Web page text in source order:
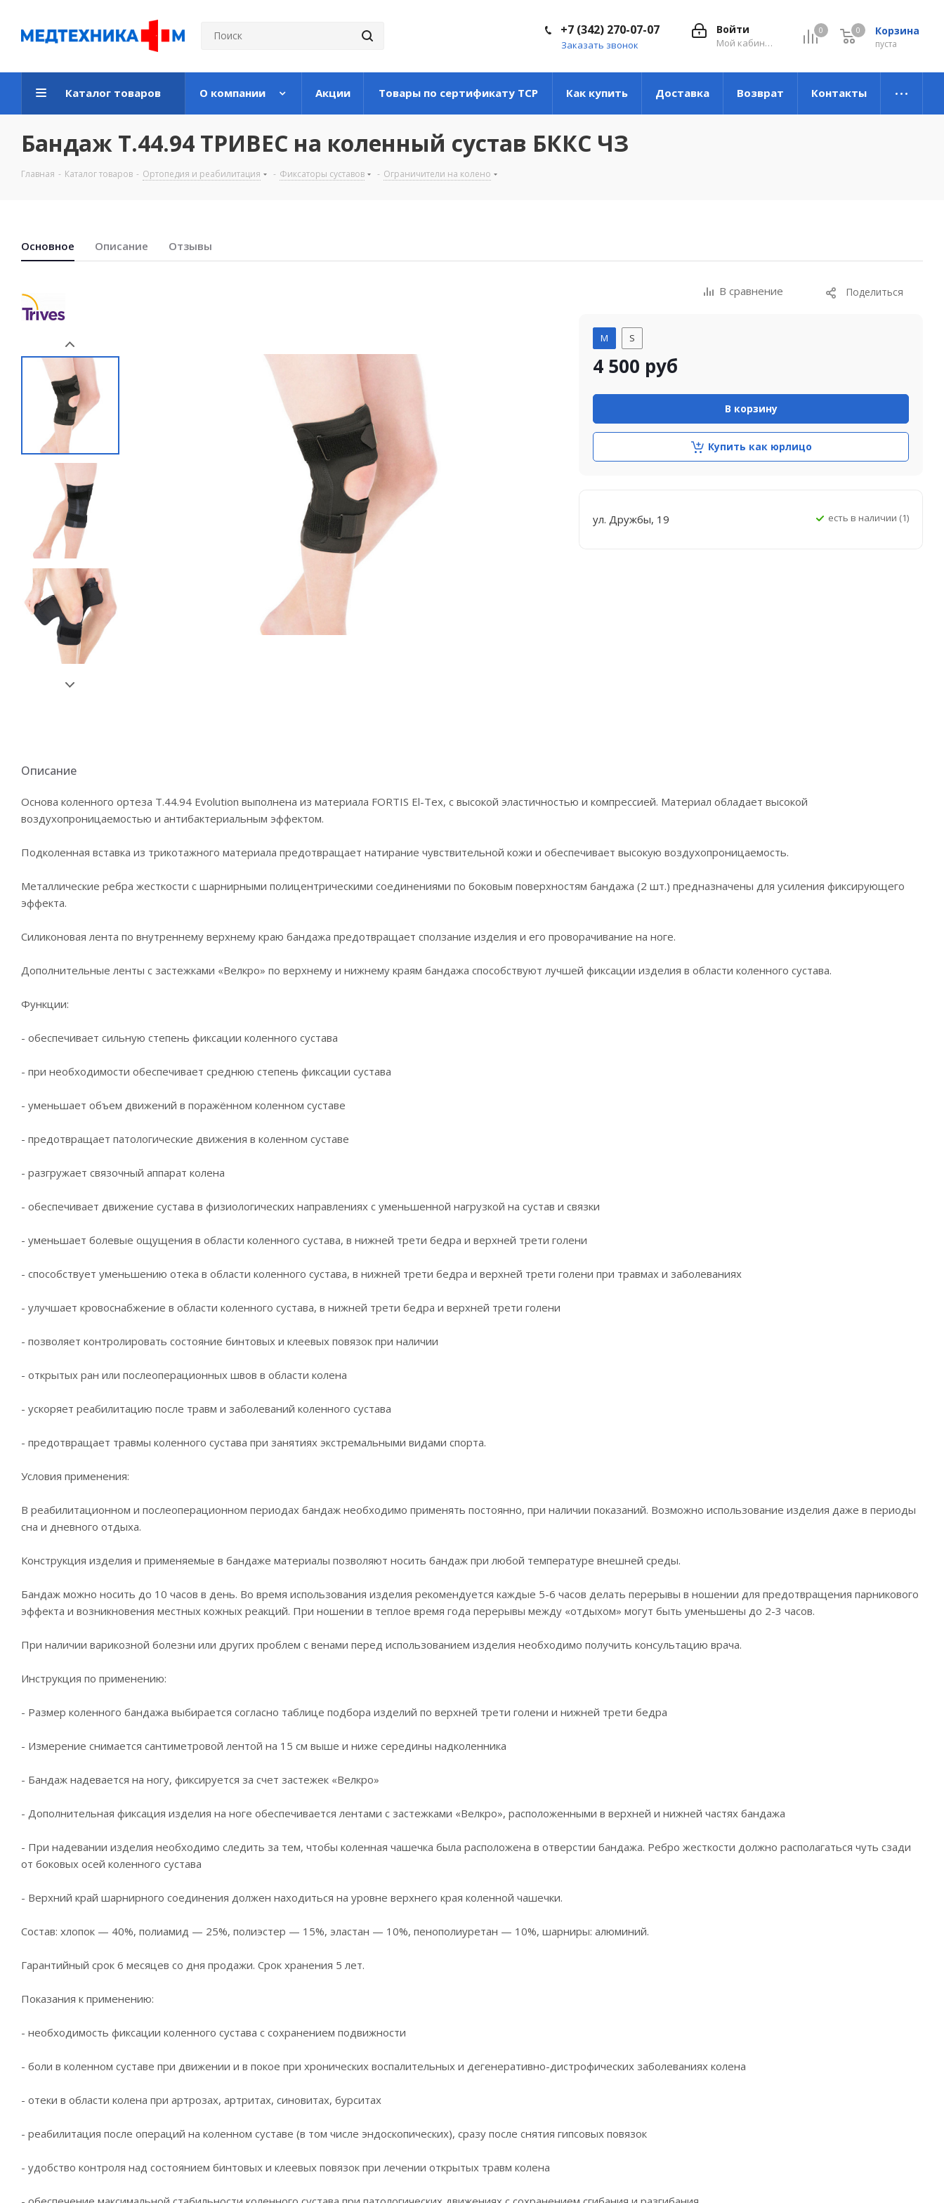
0 Корзина
0
пуста
0
Войти
Мой кабинет
+7 (342) 270-07-07
Заказать звонок
Каталог товаров О компании Акции Товары по сертификату ТСР Как купить Доставка Возврат Контакты
Бандаж T.44.94 ТРИВЕС на коленный сустав БККС ЧЗ
Главная - Каталог товаров - Ортопедия и реабилитация - Фиксаторы суставов - Ограничители на колено
Основноe Описание Отзывы
В сравнение Поделиться
M S
4 500 руб
В корзину
Купить как юрлицо
ул. Дружбы, 19 Есть в наличии (1)
Описание
Основа коленного ортеза Т.44.94 Evolution выполнена из материала FORTIS El-Tex, с высокой эластичностью и компрессией. Материал обладает высокой
воздухопроницаемостью и антибактериальным эффектом.
Подколенная вставка из трикотажного материала предотвращает натирание чувствительной кожи и обеспечивает высокую воздухопроницаемость.
Металлические ребра жесткости с шарнирными полицентрическими соединениями по боковым поверхностям бандажа (2 шт.) предназначены для усиления фиксирующего
эффекта.
Силиконовая лента по внутреннему верхнему краю бандажа предотвращает сползание изделия и его проворачивание на ноге.
Дополнительные ленты с застежками «Велкро» по верхнему и нижнему краям бандажа способствуют лучшей фиксации изделия в области коленного сустава.
Функции:
- обеспечивает сильную степень фиксации коленного сустава
- при необходимости обеспечивает среднюю степень фиксации сустава
- уменьшает объем движений в поражённом коленном суставе
- предотвращает патологические движения в коленном суставе
- разгружает связочный аппарат колена
- обеспечивает движение сустава в физиологических направлениях с уменьшенной нагрузкой на сустав и связки
- уменьшает болевые ощущения в области коленного сустава, в нижней трети бедра и верхней трети голени
- способствует уменьшению отека в области коленного сустава, в нижней трети бедра и верхней трети голени при травмах и заболеваниях
- улучшает кровоснабжение в области коленного сустава, в нижней трети бедра и верхней трети голени
- позволяет контролировать состояние бинтовых и клеевых повязок при наличии
- открытых ран или послеоперационных швов в области колена
- ускоряет реабилитацию после травм и заболеваний коленного сустава
- предотвращает травмы коленного сустава при занятиях экстремальными видами спорта.
Условия применения:
В реабилитационном и послеоперационном периодах бандаж необходимо применять постоянно, при наличии показаний. Возможно использование изделия даже в периоды
сна и дневного отдыха.
Конструкция изделия и применяемые в бандаже материалы позволяют носить бандаж при любой температуре внешней среды.
Бандаж можно носить до 10 часов в день. Во время использования изделия рекомендуется каждые 5-6 часов делать перерывы в ношении для предотвращения парникового
эффекта и возникновения местных кожных реакций. При ношении в теплое время года перерывы между «отдыхом» могут быть уменьшены до 2-3 часов.
При наличии варикозной болезни или других проблем с венами перед использованием изделия необходимо получить консультацию врача.
Инструкция по применению:
- Размер коленного бандажа выбирается согласно таблице подбора изделий по верхней трети голени и нижней трети бедра
- Измерение снимается сантиметровой лентой на 15 см выше и ниже середины надколенника
- Бандаж надевается на ногу, фиксируется за счет застежек «Велкро»
- Дополнительная фиксация изделия на ноге обеспечивается лентами с застежками «Велкро», расположенными в верхней и нижней частях бандажа
- При надевании изделия необходимо следить за тем, чтобы коленная чашечка была расположена в отверстии бандажа. Ребро жесткости должно располагаться чуть сзади
от боковых осей коленного сустава
- Верхний край шарнирного соединения должен находиться на уровне верхнего края коленной чашечки.
Состав: хлопок — 40%, полиамид — 25%, полиэстер — 15%, эластан — 10%, пенополиуретан — 10%, шарниры: алюминий.
Гарантийный срок 6 месяцев со дня продажи. Срок хранения 5 лет.
Показания к применению:
- необходимость фиксации коленного сустава с сохранением подвижности
- боли в коленном суставе при движении и в покое при хронических воспалительных и дегенеративно-дистрофических заболеваниях колена
- отеки в области колена при артрозах, артритах, синовитах, бурситах
- реабилитация после операций на коленном суставе (в том числе эндоскопических), сразу после снятия гипсовых повязок
- удобство контроля над состоянием бинтовых и клеевых повязок при лечении открытых травм колена